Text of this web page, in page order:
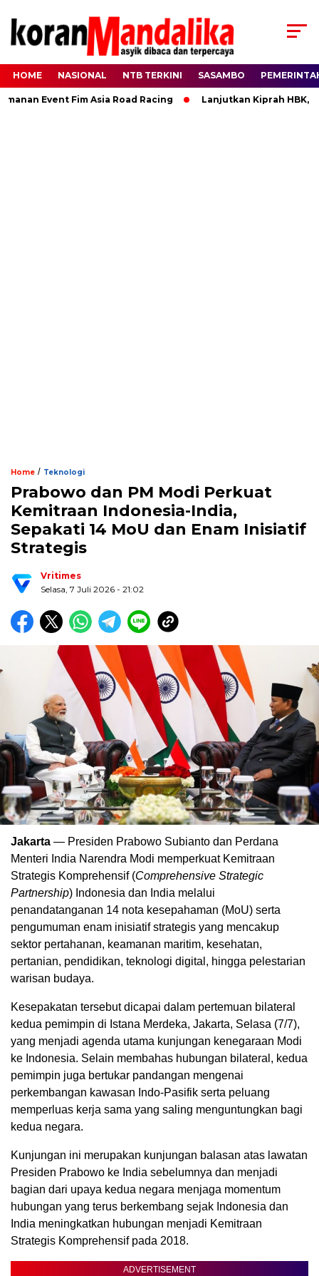
HOME NASIONAL NTB TERKINI SASAMBO
Event Fim Asia Road Racing Lanjutkan Kiprah HBK,
Home / Teknologi
Prabowo dan PM Modi Perkuat
Kemitraan Indonesia-India,
Sepakati 14 MoU dan Enam Inisiatif
Strategis
Vritimes
Selasa, 7 Juli 2026 - 21:02
Jakarta — Presiden Prabowo Subianto dan Perdana
Menteri India Narendra Modi memperkuat Kemitraan
Strategis Komprehensif (Comprehensive Strategic
Partnership) Indonesia dan India melalui
penandatanganan 14 nota kesepahaman (MoU) serta
pengumuman enam inisiatif strategis yang mencakup
sektor pertahanan, keamanan maritim, kesehatan,
pertanian, pendidikan, teknologi digital, hingga pelestarian
warisan budaya.
Kesepakatan tersebut dicapai dalam pertemuan bilateral
kedua pemimpin di Istana Merdeka, Jakarta, Selasa (7/7),
yang menjadi agenda utama kunjungan kenegaraan Modi
ke Indonesia. Selain membahas hubungan bilateral, kedua
pemimpin juga bertukar pandangan mengenai
perkembangan kawasan Indo-Pasifik serta peluang
memperluas kerja sama yang saling menguntungkan bagi
kedua negara.
Kunjungan ini merupakan kunjungan balasan atas lawatan
Presiden Prabowo ke India sebelumnya dan menjadi
bagian dari upaya kedua negara menjaga momentum
hubungan yang terus berkembang sejak Indonesia dan
India meningkatkan hubungan menjadi Kemitraan
Strategis Komprehensif pada 2018.
ADVERTISEMENT